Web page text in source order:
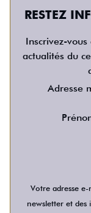
RESTEZ
Inscrivez-
actualités du
Adresse
Votre adresse
newsletter et des